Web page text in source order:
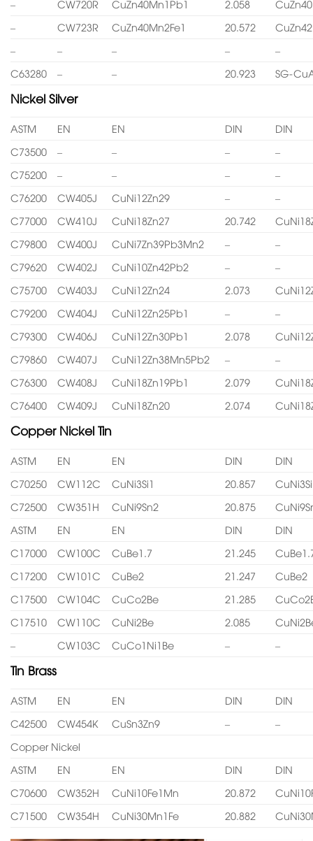
–
CW720R CuZn40Mn1Pb1 2.058
–
CW723R CuZn40Mn2Fe1 20.572
–
– – –
–
C63280
– – 20.923 SG-
Nickel Silver
ASTM EN EN DIN
DIN
C73500
– – –
–
C75200
– – –
–
C76200
CW405J CuNi12Zn29 –
–
C77000
CW410J CuNi18Zn27 20.742
C79800
CW400J CuNi7Zn39Pb3Mn2 –
–
C79620
CW402J CuNi10Zn42Pb2 –
–
C75700
CW403J CuNi12Zn24 2.073
C79200
CW404J CuNi12Zn25Pb1 –
–
C79300
CW406J CuNi12Zn30Pb1 2.078
C79860
CW407J CuNi12Zn38Mn5Pb2 –
–
C76300
CW408J CuNi18Zn19Pb1 2.079
C76400
CW409J CuNi18Zn20 2.074
Copper Nickel Tin
ASTM EN EN DIN
DIN
C70250
CW112C CuNi3Si1 20.857
CuNi3Si
C72500
CW351H CuNi9Sn2 20.875
ASTM
EN EN DIN
DIN
C17000
CW100C CuBe1.7 21.245
C17200
CW101C CuBe2 21.247
CuBe2
C17500
CW104C CuCo2Be 21.285
C17510
CW110C CuNi2Be 2.085
–
CW103C CuCo1Ni1Be – –
Tin Brass
ASTM EN EN DIN
DIN
C42500
CW454K CuSn3Zn9 –
–
Copper Nickel
ASTM
EN EN DIN
DIN
C70600
CW352H CuNi10Fe1Mn 20.872
C71500
CW354H CuNi30Mn1Fe 20.882